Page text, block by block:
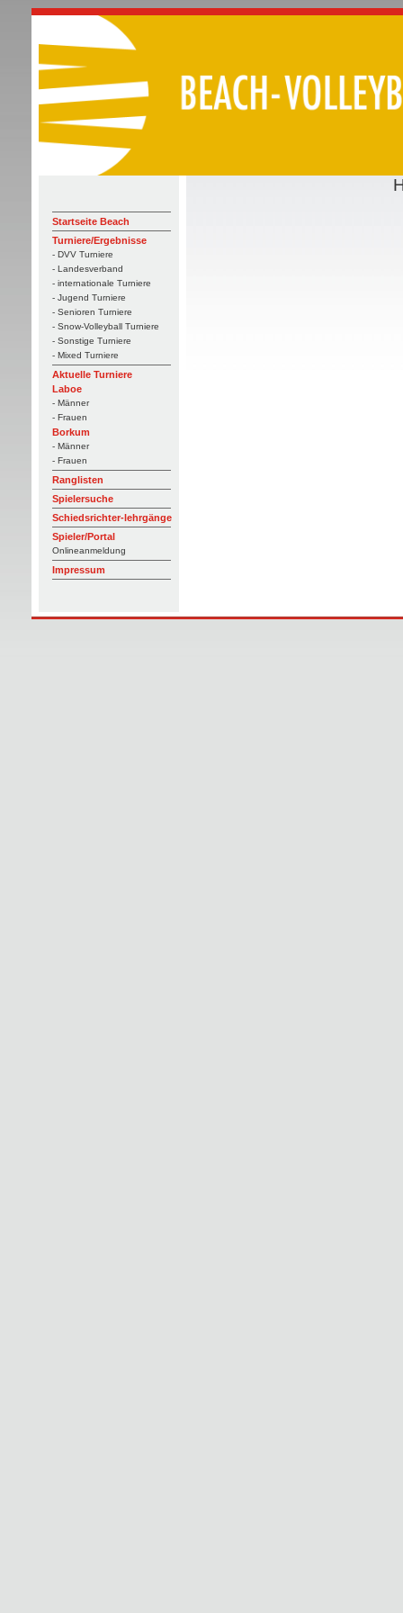
Startseite Beach
Turniere/Ergebnisse
- DVV Turniere
- Landesverband
- internationale Turniere
- Jugend Turniere
- Senioren Turniere
- Snow-Volleyball Turniere
- Sonstige Turniere
- Mixed Turniere
Aktuelle Turniere
Laboe
- Männer
- Frauen
Borkum
- Männer
- Frauen
Ranglisten
Spielersuche
Schiedsrichter-lehrgänge
Spieler/Portal
Onlineanmeldung
Impressum